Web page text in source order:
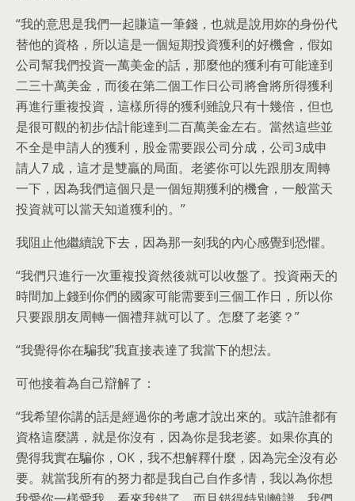
“我的意思是我們一起賺這一筆錢，也就是說用妳的身份代
替他的資格，所以這是一個短期投資獲利的好機會，假如
公司幫我們投資一萬美金的話，那麼他的獲利有可能達到
二三十萬美金，而後在第二個工作日公司將會將所得獲利
再進行重複投資，這樣所得的獲利雖說只有十幾倍，但也
是很可觀的初步估計能達到二百萬美金左右。當然這些並
不全是申請人的獲利，股金需要跟公司分成，公司3成申
請人7 成，這才是雙贏的局面。老婆你可以先跟朋友周轉
一下，因為我們這個只是一個短期獲利的機會，一般當天
投資就可以當天知道獲利的。”
我阻止他繼續說下去，因為那一刻我的內心感覺到恐懼。
“我們只進行一次重複投資然後就可以收盤了。投資兩天的
時間加上錢到你們的國家可能需要到三個工作日，所以你
只要跟朋友周轉一個禮拜就可以了。怎麼了老婆？”
“我覺得你在騙我”我直接表達了我當下的想法。
可他接着為自己辯解了：
“我希望你講的話是經過你的考慮才說出來的。或許誰都有
資格這麼講，就是你沒有，因為你是我老婆。如果你真的
覺得我實在騙你，OK，我不想解釋什麼，因為完全沒有必
要。就當我所有的努力都是我自己自作多情，我以為你想